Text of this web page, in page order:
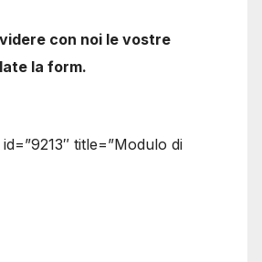
con noi le vostre
la form.
title=”Modulo di